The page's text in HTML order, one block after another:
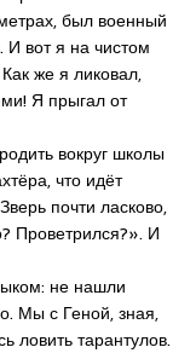
был военный
И вот я на чистом
же я ликовал,
Я прыгал от
вокруг школы
что идёт
почти ласково,
Проветрился?». И
не нашли
Мы с Геной, зная,
ловить тарантулов.